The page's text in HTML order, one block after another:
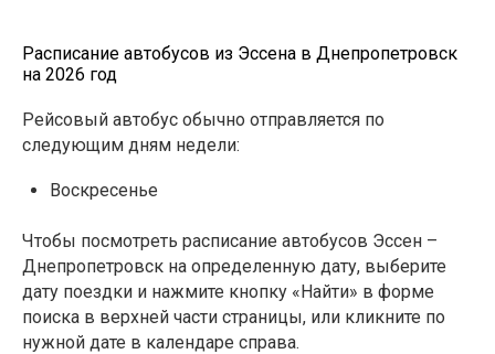
Расписание автобусов из Эссена в Днепропетровск
на 2026 год
Рейсовый автобус обычно отправляется по
следующим дням недели:
Воскресенье
Чтобы посмотреть расписание автобусов Эссен –
Днепропетровск на определенную дату, выберите
дату поездки и нажмите кнопку «Найти» в форме
поиска в верхней части страницы, или кликните по
нужной дате в календаре справа.